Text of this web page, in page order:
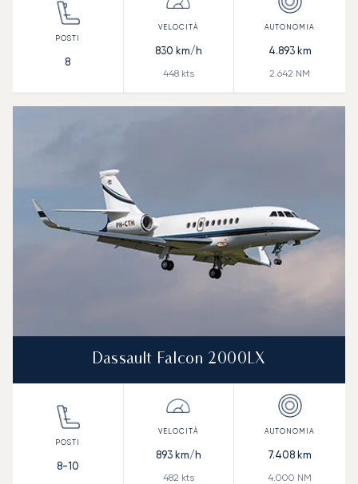
8
830 km/h
448kts
4.893km
2.642 NM
Dassault Falcon 2000LX
8-10
893km/h
482 kts
7.408 km
4.000 NM